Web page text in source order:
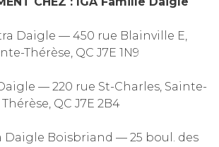
Daigle — 450 rue Blainville E,
Thérèse, QC J7E 1N9
— 220 rue St-Charles, Sainte-
Thérèse, QC J7E 2B4
Boisbriand — 25 boul. des